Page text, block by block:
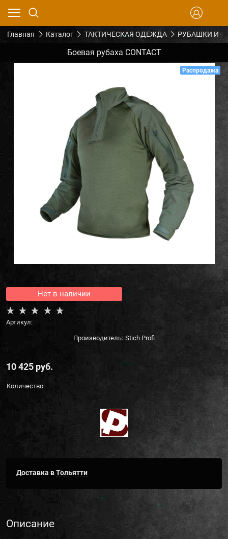
Главная Каталог ТАКТИЧЕСКАЯ ОДЕЖДА РУБАШКИ И
Боевая рубаха CONTACT
Распродажа
Нет в наличии
Артикул:
Производитель: Stich Profi
10 425 руб.
Количество:
Доставка вТольятти
Описание